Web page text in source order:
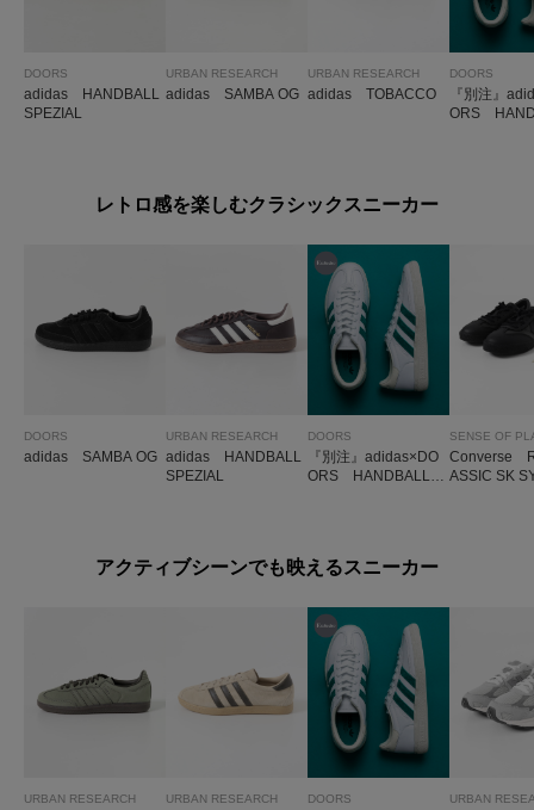
DOORS
adidas HANDBALL
SPEZIAL
URBAN RESEARCH
adidas SAMBA OG
URBAN RESEARCH
adidas TOBACCO
DOORS
『別注』
ORS
レトロ感を楽しむクラシックスニーカー
DOORS
adidas SAMBA OG
URBAN RESEARCH
adidas HANDBALL
SPEZIAL
DOORS
『別注』adidas×DO
ORS HANDBALL S
SENSE OF
Converse
ASSIC SK
アクティブシーンでも映えるスニーカー
URBAN RESEARCH URBAN RESEARCH DOORS URBAN